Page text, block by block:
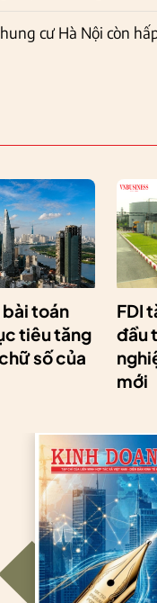
cư Hà Nội còn
bài toán
tiêu tăng
số của
FDI
đầu
mới